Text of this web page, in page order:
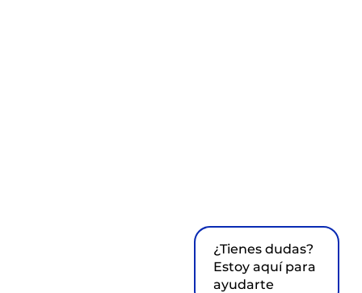
¿Tienes dudas?
Estoy aquí para
ayudarte